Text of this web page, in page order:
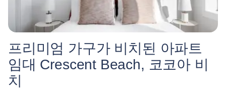
프리미엄 가구가 비치된 아파트
임대 Crescent Beach, 코코아 비
치